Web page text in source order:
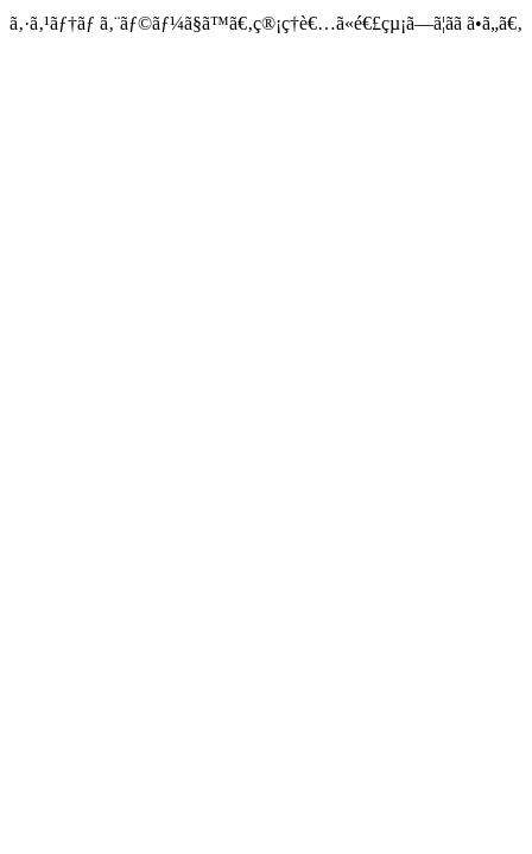
ã‚·ã‚¹ãƒ†ãƒ ã‚¨ãƒ©ãƒ¼ã§ã™ã€‚ç®¡ç†è€…ã«é€£çµ¡ã—ã¦ãã ã•ã„ã€‚